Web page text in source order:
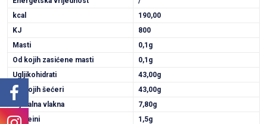
kcal
190,00
KJ
800
Masti
0,1g
Od kojih zasićene masti
0,1g
Ugljikohidrati
43,00g
Od kojih šećeri
43,00g
Dijetalna vlakna
7,80g
Proteini
1,5g